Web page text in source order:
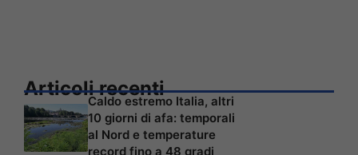
Articoli recenti
Caldo estremo Italia, altri
10 giorni di afa: temporali
al Nord e temperature
record fino a 48 gradi